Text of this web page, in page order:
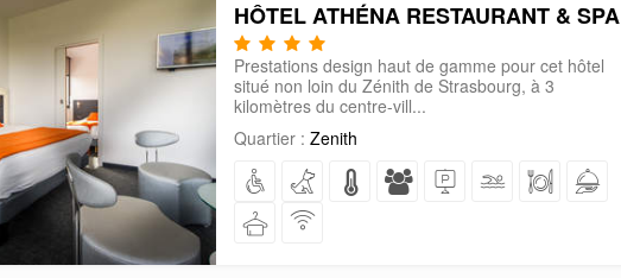
HÔTEL ATHÉNA RESTAURANT & SPA
Prestations design haut de gamme pour cet hôtel
situé non loin du Zénith de Strasbourg, à 3
kilomètres du centre-vill...
Quartier : Zenith